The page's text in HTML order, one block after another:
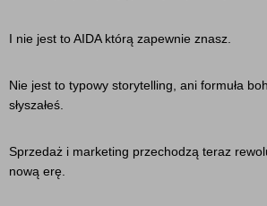
I nie jest to AIDA którą zapewnie znasz.
Nie jest to typowy storytelling, ani formuła
słyszałeś.
Sprzedaż i marketing przechodzą teraz
nową erę.